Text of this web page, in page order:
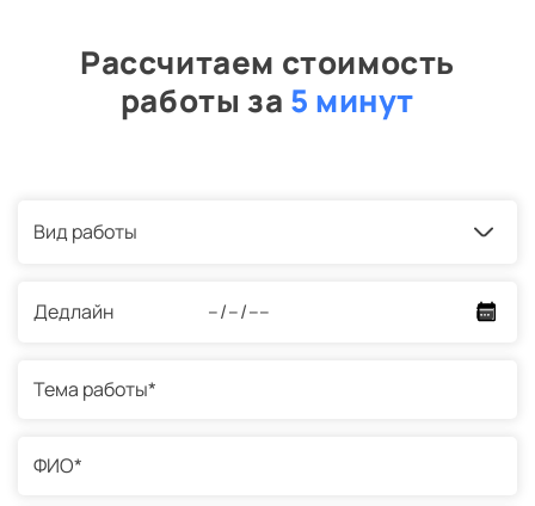
Рассчитаем стоимость
работы за 5 минут